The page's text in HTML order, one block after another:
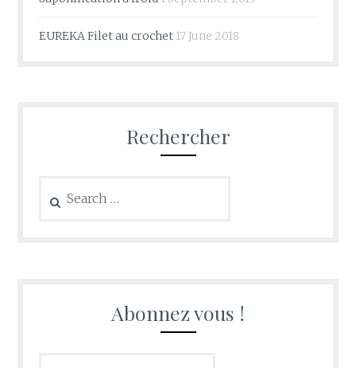
EUREKA Filet au crochet 17 June 2018
Rechercher
for:
Abonnez vous !